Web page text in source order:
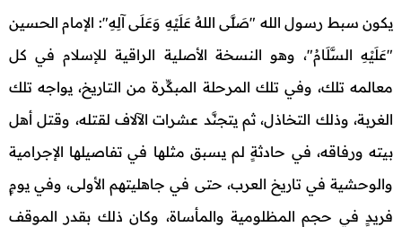
يكون سبط رسول الله "صَلَّى اللهُ عَلَيْهِ وَعَلَى آلِهِ": الإمام الحسين
"عَلَيْهِ السَّلَامُ"، وهو النسخة الأصلية الراقية للإسلام في كل
معالمه تلك، وفي تلك المرحلة المبكِّرة من التاريخ، يواجه تلك
الغربة، وذلك التخاذل، ثم يتجنَّد عشرات الآلاف لقتله، وقتل أهل
بيته ورفاقه، في حادثةٍ لم يسبق مثلها في تفاصيلها الإجرامية
والوحشية في تاريخ العرب، حتى في جاهليتهم الأولى، وفي يومٍ
فريدٍ في حجم المظلومية والمأساة، وكان ذلك بقدر الموقف